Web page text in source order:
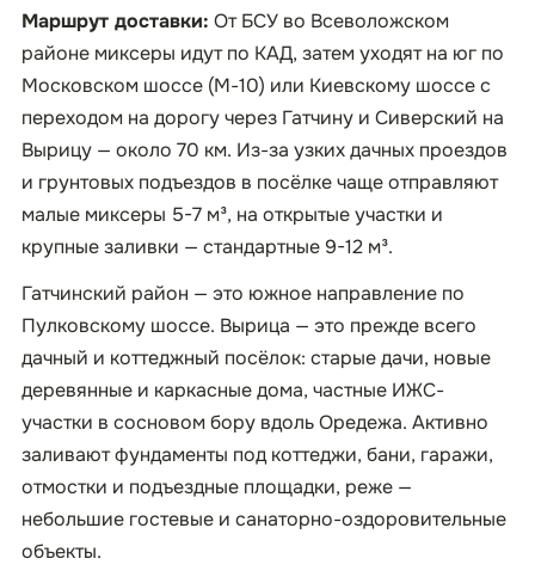
Маршрут доставки: От БСУ во Всеволожском
районе миксеры идут по КАД, затем уходят на юг по
Московском шоссе (М-10) или Киевскому шоссе с
переходом на дорогу через Гатчину и Сиверский на
Вырицу — около 70 км. Из-за узких дачных проездов
и грунтовых подъездов в посёлке чаще отправляют
малые миксеры 5-7 м³, на открытые участки и
крупные заливки — стандартные 9-12 м³.
Гатчинский район — это южное направление по
Пулковскому шоссе. Вырица — это прежде всего
дачный и коттеджный посёлок: старые дачи, новые
деревянные и каркасные дома, частные ИЖС-
участки в сосновом бору вдоль Оредежа. Активно
заливают фундаменты под коттеджи, бани, гаражи,
отмостки и подъездные площадки, реже —
небольшие гостевые и санаторно-оздоровительные
объекты.